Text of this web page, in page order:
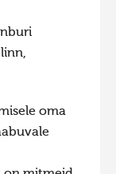
oma